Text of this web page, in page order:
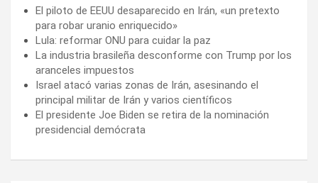
El piloto de EEUU desaparecido en Irán, «un pretexto
para robar uranio enriquecido»
Lula: reformar ONU para cuidar la paz
La industria brasileña desconforme con Trump por los
aranceles impuestos
Israel atacó varias zonas de Irán, asesinando el
principal militar de Irán y varios científicos
El presidente Joe Biden se retira de la nominación
presidencial demócrata